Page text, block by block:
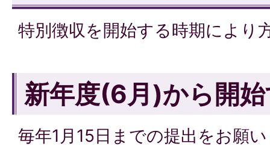
特別徴収を開始する時期により
新年度(6月)から開
毎年1月15日までの提出をお願